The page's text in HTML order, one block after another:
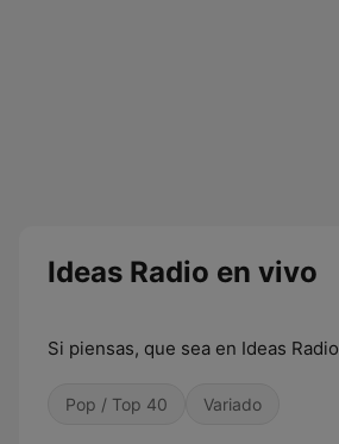
Ideas Radio en vivo
Si piensas, que sea en Ideas Radio
Pop / Top 40 Variado